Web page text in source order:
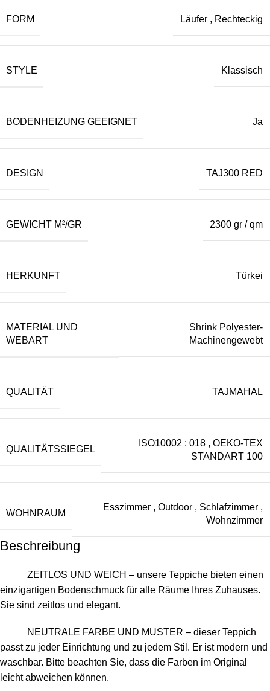
FORM Läufer , Rechteckig
STYLE Klassisch
BODENHEIZUNG GEEIGNET Ja
DESIGN TAJ300 RED
GEWICHT M²/GR 2300 gr / qm
HERKUNFT Türkei
MATERIAL UND
WEBART
Shrink Polyester-
Machinengewebt
QUALITÄT TAJMAHAL
QUALITÄTSSIEGEL
ISO10002 : 018 , OEKO-TEX
STANDART 100
WOHNRAUM
Esszimmer , Outdoor , Schlafzimmer ,
Wohnzimmer
Beschreibung
ZEITLOS UND WEICH – unsere Teppiche bieten einen
einzigartigen Bodenschmuck für alle Räume Ihres Zuhauses.
Sie sind zeitlos und elegant.
NEUTRALE FARBE UND MUSTER – dieser Teppich
passt zu jeder Einrichtung und zu jedem Stil. Er ist modern und
waschbar. Bitte beachten Sie, dass die Farben im Original
leicht abweichen können.